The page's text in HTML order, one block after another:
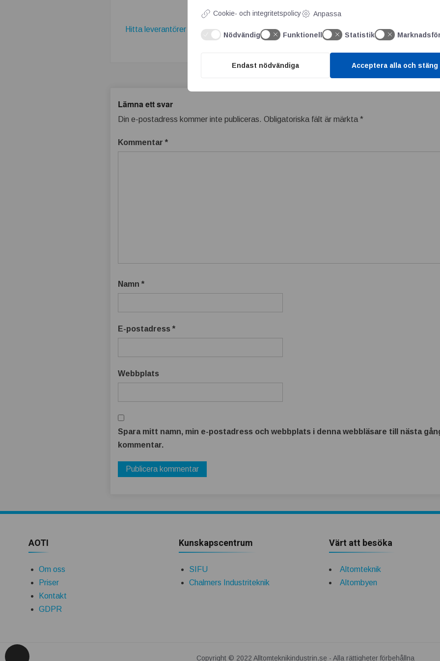
Hitta leverantörer av betongkonstruktioner här
Lämna ett svar
Din e-postadress kommer inte publiceras. Obligatoriska fält är märkta*
Kommentar*
Namn*
E-postadress*
Webbplats
Spara mitt namn, min e-postadress och webbplats i denna webbläsare till nästa
kommentar.
AOTI
Om oss
Priser
Kontakt
GDPR
Kunskapscentrum
SIFU
Chalmers Industriteknik
Värt att besöka
Altomteknik
Altombyen
Copyright © 2022 Alltomteknikindustrin.se - Alla rättigheter förbehållna
Cookie- och integritetspolicy Anpassa
Nödvändig Funktionell Statistik
Endast nödvändiga Acceptera alla och stäng